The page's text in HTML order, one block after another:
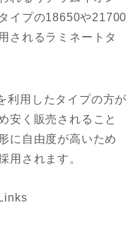
イプの18650や21700
されるラミネートタ
利用したタイプの方が
安く販売されること
に自由度が高いため
用されます。